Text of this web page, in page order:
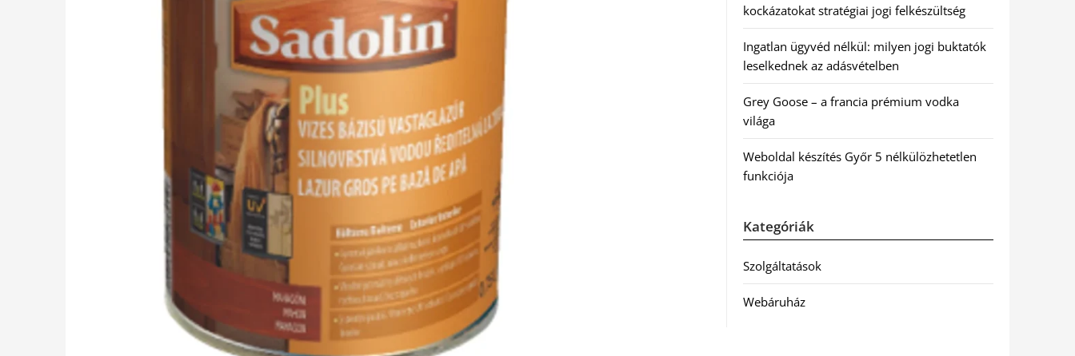
kockázatokat stratégiai jogi felkészültség
Ingatlan ügyvéd nélkül: milyen jogi buktatók
leselkednek az adásvételben
Grey Goose – a francia prémium vodka
világa
Weboldal készítés Győr 5 nélkülözhetetlen
funkciója
Kategóriák
Szolgáltatások
Webáruház